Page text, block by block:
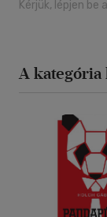
Kérjük, lépjen be
A